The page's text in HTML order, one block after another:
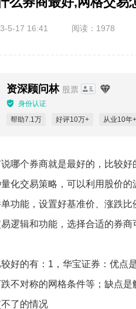
5-17 16:41 阅读：1978
资深顾问林 股票
身份认证
帮助7.1万
好评10万+ 从业10年+
哪个券商就是最好的，比较
化交易策略，可以利用股价
功能，设置好基准价、涨跌
逻辑和功能，选择合适的券
好的有： 1，华宝证券：优点
不对称的网格条件等；缺点
了的情况